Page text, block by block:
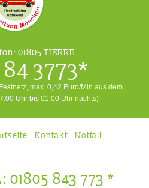
01805 TIERRE
3773*
max. 0,42 Euro/Min aus dem
Uhr bis 01:00 Uhr nachts)
Kontakt Notfall
01805 843 773 *